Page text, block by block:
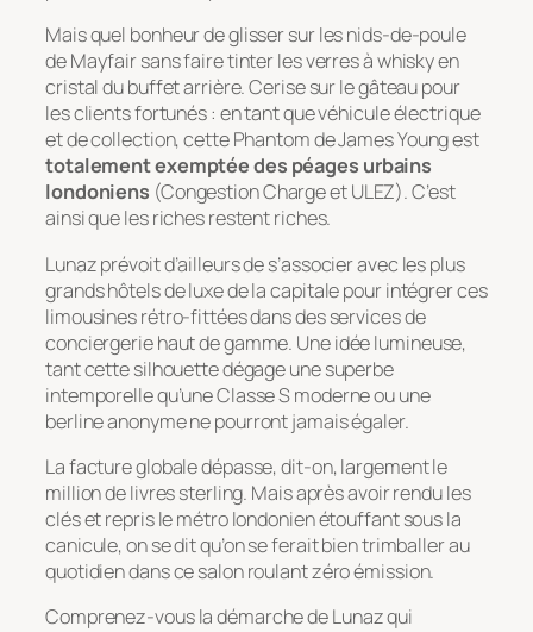
Mais quel bonheur de glisser sur les nids-de-poule
de Mayfair sans faire tinter les verres à whisky en
cristal du buffet arrière. Cerise sur le gâteau pour
les clients fortunés : en tant que véhicule électrique
et de collection, cette Phantom de James Young est
totalement exemptée des péages urbains
londoniens (Congestion Charge et ULEZ). C’est
ainsi que les riches restent riches.
Lunaz prévoit d’ailleurs de s’associer avec les plus
grands hôtels de luxe de la capitale pour intégrer ces
limousines rétro-fittées dans des services de
conciergerie haut de gamme. Une idée lumineuse,
tant cette silhouette dégage une superbe
intemporelle qu’une Classe S moderne ou une
berline anonyme ne pourront jamais égaler.
La facture globale dépasse, dit-on, largement le
million de livres sterling. Mais après avoir rendu les
clés et repris le métro londonien étouffant sous la
canicule, on se dit qu’on se ferait bien trimballer au
quotidien dans ce salon roulant zéro émission.
Comprenez-vous la démarche de Lunaz qui